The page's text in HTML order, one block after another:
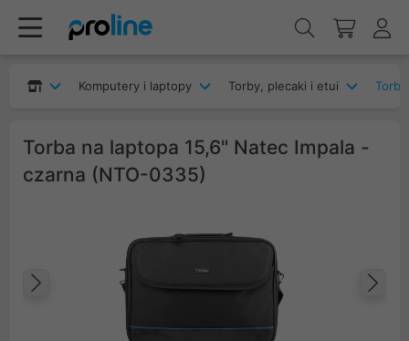
Komputery i laptopy Torby, plecaki i etui
Torba na laptopa 15,6" Natec Impala -
czarna (NTO-0335)
Poprzedni